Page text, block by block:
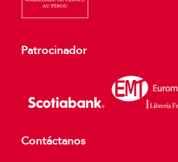
Patrocinador
Contáctanos